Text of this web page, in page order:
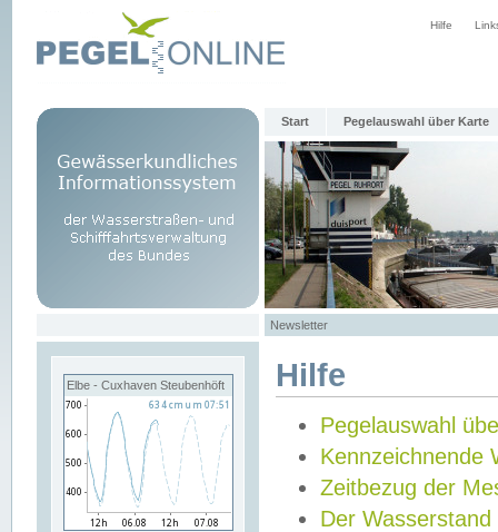
Hilfe
Start Pegelauswahl über Karte
Newsletter
Elbe - Cuxhaven Steubenhöft Hilfe
Pegelauswahl
Kennzeichnende
Zeitbezug der
Der Wasserstand